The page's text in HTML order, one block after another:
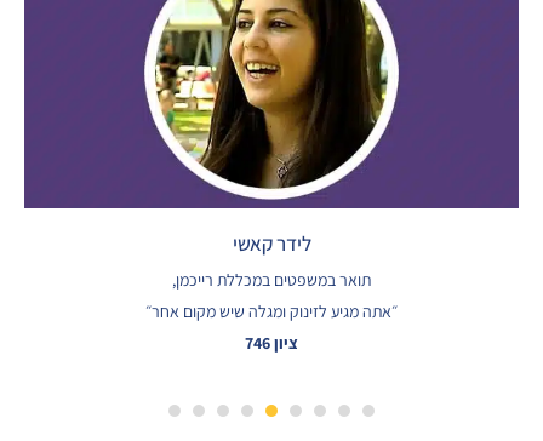
לידר קאשי
תואר במשפטים במכללת רייכמן,
״אתה מגיע לזינוק ומגלה שיש מקום אחר״
ציון 746
1